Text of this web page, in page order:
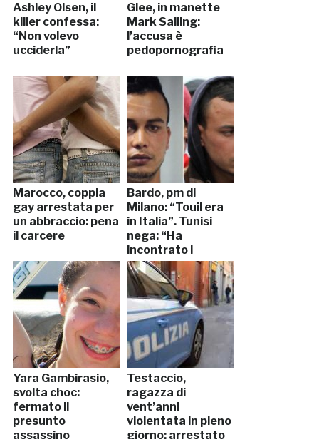
Ashley Olsen, il
killer confessa:
“Non volevo
ucciderla”
Glee, in manette
Mark Salling:
l’accusa è
pedopornografia
Marocco, coppia
gay arrestata per
un abbraccio: pena
il carcere
Bardo, pm di
Milano: “Touil era
in Italia”. Tunisi
nega: “Ha
incontrato i
terroristi”
Yara Gambirasio,
svolta choc:
fermato il
presunto
assassino
Testaccio,
ragazza di
vent’anni
violentata in pieno
giorno: arrestato